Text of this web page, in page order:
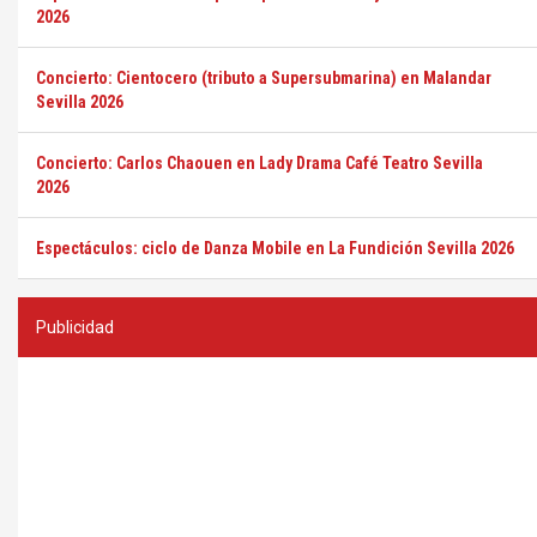
2026
Concierto: Cientocero (tributo a Supersubmarina) en Malandar
Sevilla 2026
Concierto: Carlos Chaouen en Lady Drama Café Teatro Sevilla
2026
Espectáculos: ciclo de Danza Mobile en La Fundición Sevilla 2026
Publicidad